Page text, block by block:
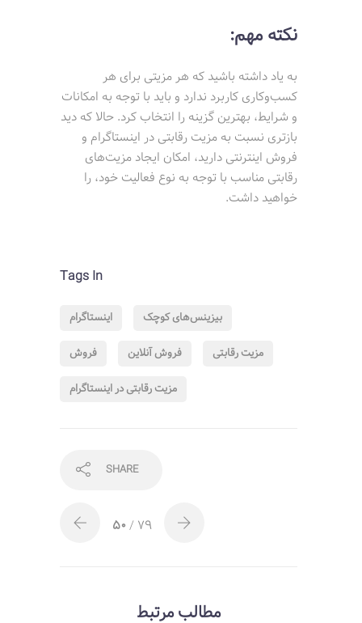
نکته مهم:
به یاد داشته باشید که هر مزیتی برای هر
کسب‌وکاری کاربرد ندارد و باید با توجه به امکانات
و شرایط، بهترین گزینه را انتخاب کرد. حالا که دید
بازتری نسبت به مزیت رقابتی در اینستاگرام و
فروش اینترنتی دارید، امکان ایجاد مزیت‌های
رقابتی مناسب با توجه به نوع فعالیت خود، را
خواهید داشت.
Tags In
اینستاگرام
بیزینس‌های کوچک
فروش
فروش آنلاین
مزیت رقابتی
مزیت رقابتی در اینستاگرام
SHARE
50 / 79
مطالب مرتبط